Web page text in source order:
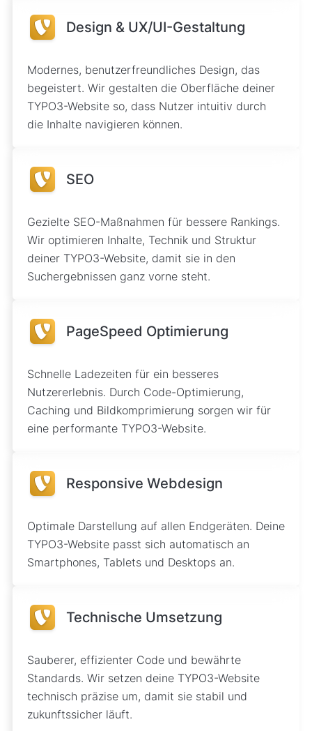
Design & UX/UI-Gestaltung
Modernes, benutzerfreundliches Design, das
begeistert. Wir gestalten die Oberfläche deiner
TYPO3-Website so, dass Nutzer intuitiv durch
die Inhalte navigieren können.
SEO
Gezielte SEO-Maßnahmen für bessere Rankings.
Wir optimieren Inhalte, Technik und Struktur
deiner TYPO3-Website, damit sie in den
Suchergebnissen ganz vorne steht.
PageSpeed Optimierung
Schnelle Ladezeiten für ein besseres
Nutzererlebnis. Durch Code-Optimierung,
Caching und Bildkomprimierung sorgen wir für
eine performante TYPO3-Website.
Responsive Webdesign
Optimale Darstellung auf allen Endgeräten. Deine
TYPO3-Website passt sich automatisch an
Smartphones, Tablets und Desktops an.
Technische Umsetzung
Sauberer, effizienter Code und bewährte
Standards. Wir setzen deine TYPO3-Website
technisch präzise um, damit sie stabil und
zukunftssicher läuft.